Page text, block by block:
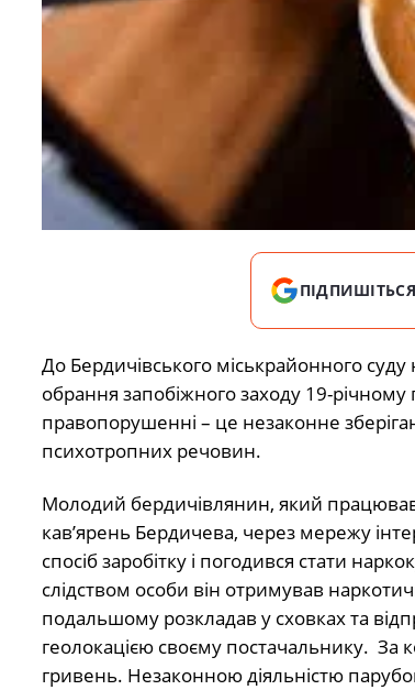
До Бердичівського міськрайонного суду
обрання запобіжного заходу 19-
правопорушенні – це незаконне
психотропних речовин.
Молодий бердичівлянин, який
кав’ярень Бердичева, через мережу
спосіб заробітку і погодився стати
слідством особи він отримував
подальшому розкладав у сховках та
геолокацією своєму постачальнику. За
гривень. Незаконною діяльністю